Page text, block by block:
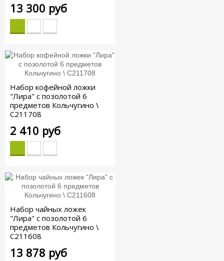
13 300 руб
Набор кофейной ложки
"Лира" с позолотой 6
предметов Кольчугино \
С211708
2 410 руб
Набор чайных ложек
"Лира" с позолотой 6
предметов Кольчугино \
С211608
13 878 руб